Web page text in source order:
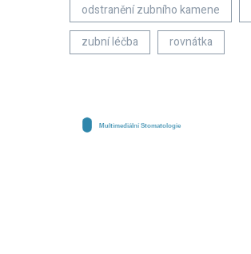
odstranění zubního kamene
zubní léčba
rovnátka